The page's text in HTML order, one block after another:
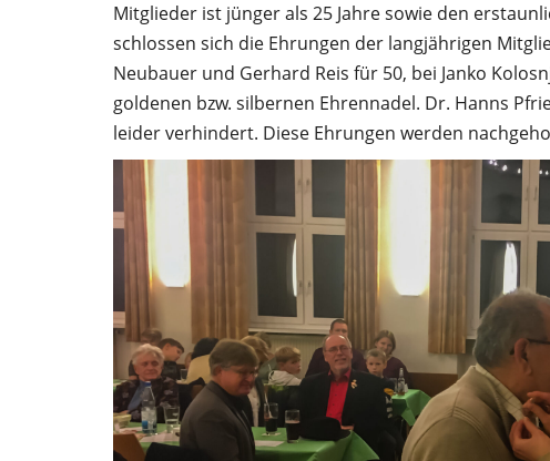
Mitglieder ist jünger als 25 Jahre sowie den
schlossen sich die Ehrungen der langjährigen
Neubauer und Gerhard Reis für 50, bei Janko
goldenen bzw. silbernen Ehrennadel. Dr. Hanns
leider verhindert. Diese Ehrungen werden